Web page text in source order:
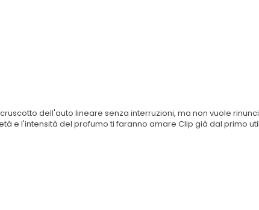
dell'auto lineare senza interruzioni, ma non vuole
e l'intensità del profumo ti faranno amare Clip già dal primo